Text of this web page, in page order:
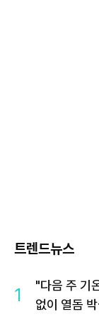
트렌드뉴스
1
"다음 주 기
없이 열돔